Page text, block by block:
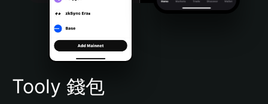
Português (Brasil)
Español (Argentina)
Tooly 錢包